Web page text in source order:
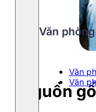
Văn
Văn
Văn
Nguồn